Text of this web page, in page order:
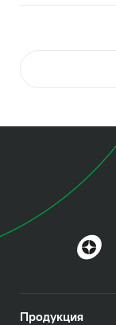
Продукция